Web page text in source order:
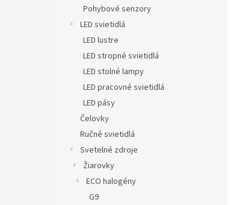
Pohybové senzory
LED svietidlá
LED lustre
LED stropné svietidlá
LED stolné lampy
LED pracovné svietidlá
LED pásy
Čelovky
Ručné svietidlá
Svetelné zdroje
Žiarovky
ECO halogény
G9